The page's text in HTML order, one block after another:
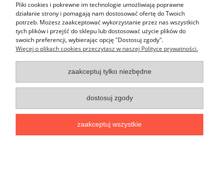
Ten produkt jest niedostępny.
Moje konto
Płatności i dostawa
Informacje
O nas
Pliki cookies i pokrewne im technologie umożliwiają poprawne
działanie strony i pomagają nam dostosować ofertę do Twoich
potrzeb. Możesz zaakceptować wykorzystanie przez nas wszystkich
tych plików i przejść do sklepu lub dostosować użycie plików do
swoich preferencji, wybierając opcję "Dostosuj zgody".
Więcej o plikach cookies przeczytasz w naszej Polityce prywatności.
zaakceptuj tylko niezbędne
dostosuj zgody
zaakceptuj wszystkie